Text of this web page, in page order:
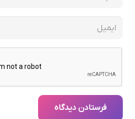
فرستادن دیدگاه